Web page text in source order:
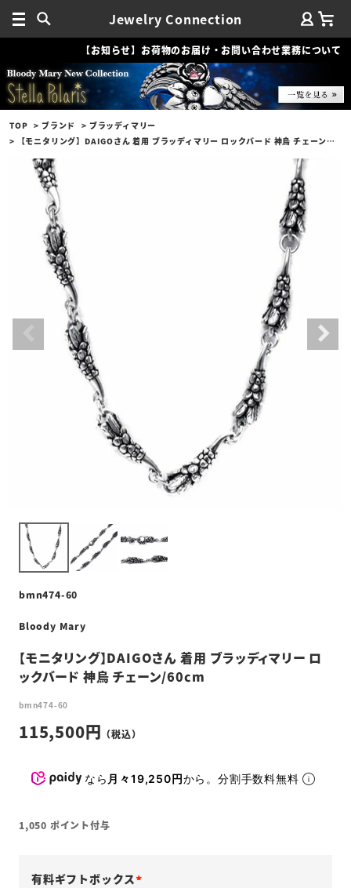
Jewelry Connection
【お知らせ】お荷物のお届け・お問い合わせ業務について
TOP ブランド
ブラッディマリー
【モニタリング】DAIGOさん 着用 ブラッディマリー ロックバード 神烏 チェーン/60cm
bmn474-60
Bloody Mary
【モニタリング】DAIGOさん 着用 ブラッディマリー ロ
ックバード 神烏 チェーン/60cm
bmn474-60
115,500
なら 月々19,250円から。分割手数料無料
1,050 ポイント付与
有料ギフトボックス